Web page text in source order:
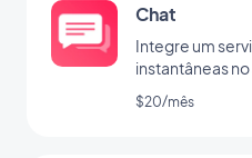
Chat
Integre um
instantâneas
$20/mês